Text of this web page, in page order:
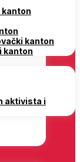
kanton
kanton
aktivista i